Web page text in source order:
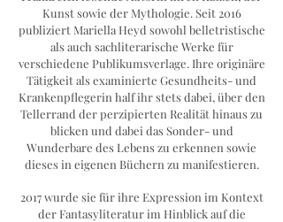
Kunst sowie der Mythologie. Seit 2016
publiziert Mariella Heyd sowohl belletristische
als auch sachliterarische Werke für
verschiedene Publikumsverlage. Ihre originäre
Tätigkeit als examinierte Gesundheits- und
Krankenpflegerin half ihr stets dabei, über den
Tellerrand der perzipierten Realität hinaus zu
blicken und dabei das Sonder- und
Wunderbare des Lebens zu erkennen sowie
dieses in eigenen Büchern zu manifestieren.
2017 wurde sie für ihre Expression im Kontext
der Fantasyliteratur im Hinblick auf die